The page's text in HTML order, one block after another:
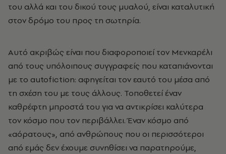
του αλλά και του δικού τους μυαλού, είναι καταλυτική
στον δρόμο του προς τη σωτηρία.
Αυτό ακριβώς είναι που διαφοροποιεί τον Μενκαρέλι
από τους υπόλοιπους συγγραφείς που καταπιάνονται
με το autofiction: αφηγείται τον εαυτό του μέσα από
τη σχέση του με τους άλλους. Τοποθετεί έναν
καθρέφτη μπροστά του για να αντικρίσει καλύτερα
τον κόσμο που τον περιβάλλει. Έναν κόσμο από
«αόρατους», από ανθρώπους που οι περισσότεροι
από εμάς δεν έχουμε συνηθίσει να παρατηρούμε,